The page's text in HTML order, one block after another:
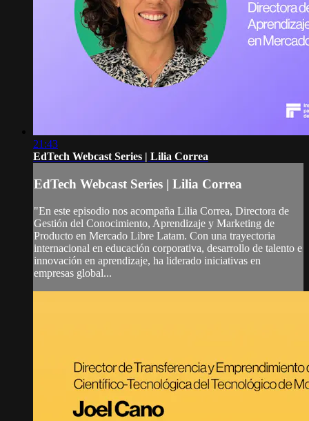
21:43
EdTech Webcast Series | Lilia Correa
EdTech Webcast Series | Lilia Correa
"En este episodio nos acompaña Lilia Correa, Directora de
Gestión del Conocimiento, Aprendizaje y Marketing de
Producto en Mercado Libre Latam. Con una trayectoria
internacional en educación corporativa, desarrollo de talento e
innovación en aprendizaje, ha liderado iniciativas en
empresas global...